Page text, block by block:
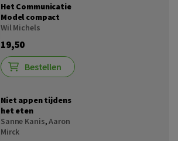
Het Communicatie
Model compact
Wil Michels
19,50
Bestellen
Niet appen tijdens
het eten
Sanne Kanis,Aaron
Mirck